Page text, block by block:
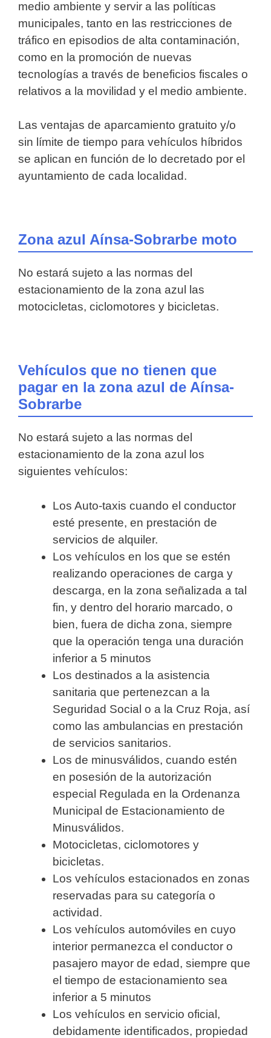
medio ambiente y servir a las políticas
municipales, tanto en las restricciones de
tráfico en episodios de alta contaminación,
como en la promoción de nuevas
tecnologías a través de beneficios fiscales o
relativos a la movilidad y el medio ambiente.
Las ventajas de aparcamiento gratuito y/o
sin límite de tiempo para vehículos híbridos
se aplican en función de lo decretado por el
ayuntamiento de cada localidad.
Zona azul Aínsa-Sobrarbe moto
No estará sujeto a las normas del
estacionamiento de la zona azul las
motocicletas, ciclomotores y bicicletas.
Vehículos que no tienen que
pagar en la zona azul de Aínsa-
Sobrarbe
No estará sujeto a las normas del
estacionamiento de la zona azul los
siguientes vehículos:
Los Auto-taxis cuando el conductor
esté presente, en prestación de
servicios de alquiler.
Los vehículos en los que se estén
realizando operaciones de carga y
descarga, en la zona señalizada a tal
fin, y dentro del horario marcado, o
bien, fuera de dicha zona, siempre
que la operación tenga una duración
inferior a 5 minutos
Los destinados a la asistencia
sanitaria que pertenezcan a la
Seguridad Social o a la Cruz Roja, así
como las ambulancias en prestación
de servicios sanitarios.
Los de minusválidos, cuando estén
en posesión de la autorización
especial Regulada en la Ordenanza
Municipal de Estacionamiento de
Minusválidos.
Motocicletas, ciclomotores y
bicicletas.
Los vehículos estacionados en zonas
reservadas para su categoría o
actividad.
Los vehículos automóviles en cuyo
interior permanezca el conductor o
pasajero mayor de edad, siempre que
el tiempo de estacionamiento sea
inferior a 5 minutos
Los vehículos en servicio oficial,
debidamente identificados, propiedad